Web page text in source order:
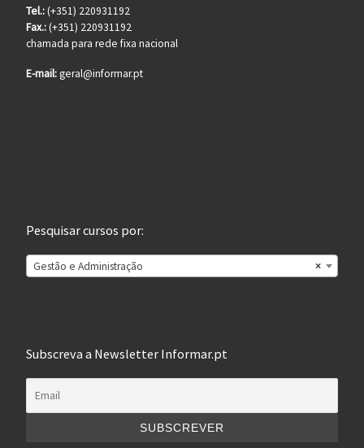
Tel.:(+351) 220931192
Fax.:(+351) 220931192
chamada para rede fixa nacional
E-mail:geral@informar.pt
Pesquisar cursos por:
×
Gestão e Administração
Subscreva a Newsletter Informar.pt